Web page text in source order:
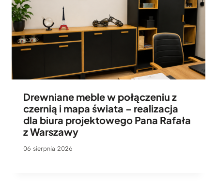
Drewniane meble w połączeniu z
czernią i mapa świata – realizacja
dla biura projektowego Pana Rafała
z Warszawy
06 sierpnia 2026